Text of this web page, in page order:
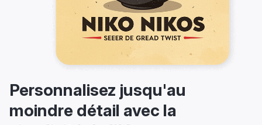
Personnalisez jusqu'au
moindre détail avec la